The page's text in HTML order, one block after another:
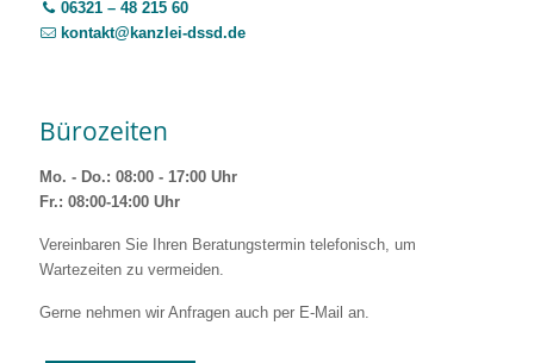
06321 – 48 215 60
kontakt@kanzlei-dssd.de
Bürozeiten
Mo. - Do.: 08:00 - 17:00 Uhr
Fr.: 08:00-14:00 Uhr
Vereinbaren Sie Ihren Beratungstermin telefonisch, um
Wartezeiten zu vermeiden.
Gerne nehmen wir Anfragen auch per E-Mail an.